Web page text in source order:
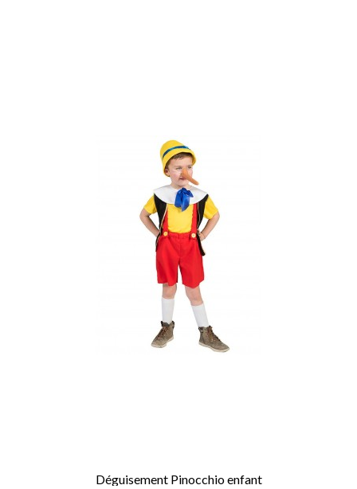
Déguisement Pinocchio enfant